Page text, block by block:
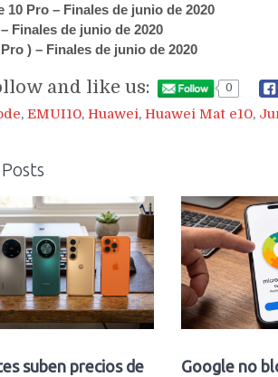
10 Pro – Finales de junio de 2020
Finales de junio de 2020
) – Finales de junio de 2020
and like us: 0
, EMUI10, Huawei, Huawei Mat e10,
suben precios de
Google no